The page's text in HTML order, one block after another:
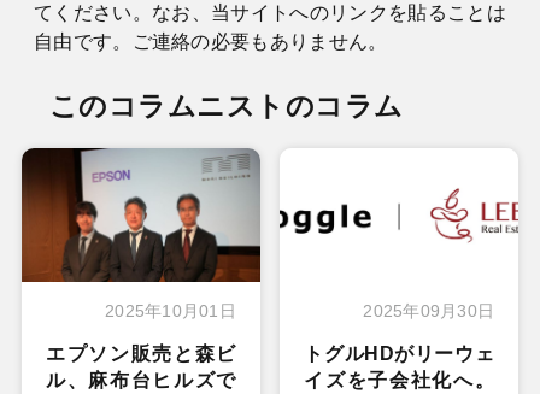
てください。なお、当サイトへのリンクを貼ることは
自由です。ご連絡の必要もありません。
このコラムニストのコラム
2025年10月01日
エプソン販売と森ビ
ル、麻布台ヒルズで
2025年09月30日
トグルHDがリーウェ
イズを子会社化へ。